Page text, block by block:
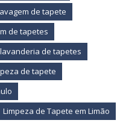
de tapete
de tapetes
lavanderia de tapetes
de tapete
Limpeza de Tapete em Limão